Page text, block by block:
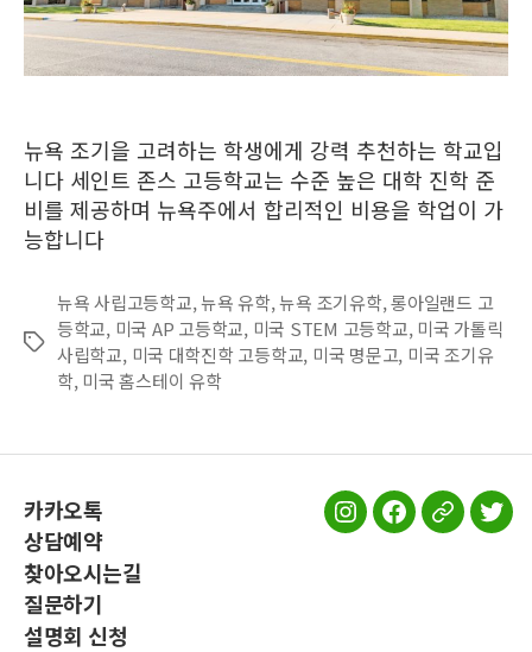
뉴욕 조기을 고려하는 학생에게 강력 추천하는 학교입
니다 세인트 존스 고등학교는 수준 높은 대학 진학 준
비를 제공하며 뉴욕주에서 합리적인 비용을 학업이 가
능합니다
Tags
뉴욕 사립고등학교,뉴욕 유학,뉴욕 조기유학,롱아일랜드 고
등학교, 미국 AP 고등학교, 미국 STEM 고등학교, 미국 가톨릭
사립학교, 미국 대학진학 고등학교, 미국 명문고, 미국 조기유
학, 미국 홈스테이 유학
카카오톡
상담예약
찾아오시는길
질문하기
설명회 신청
스
스
스
스